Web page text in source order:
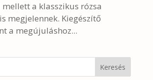
a klasszikus rózsa
megjelennek. Kiegészítő
a megújuláshoz...